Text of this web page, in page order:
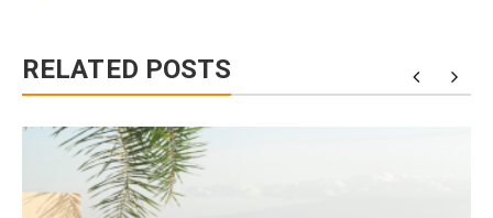
RELATED POSTS